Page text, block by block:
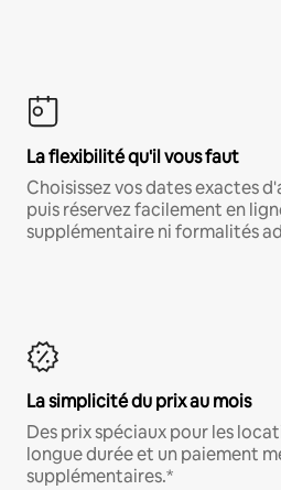
La flexibilité qu'il vous faut
Choisissez vos dates exactes
puis réservez facilement en
supplémentaire ni formalités
La simplicité du prix au mois
Des prix spéciaux pour les
longue durée et un paiement
supplémentaires.*